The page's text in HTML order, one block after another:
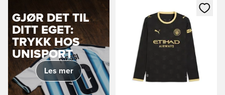
GJØR DET TIL
DITT EGET:
TRYKK HOS
UNISPORT
Les mer
Åpner en Modal for å logge